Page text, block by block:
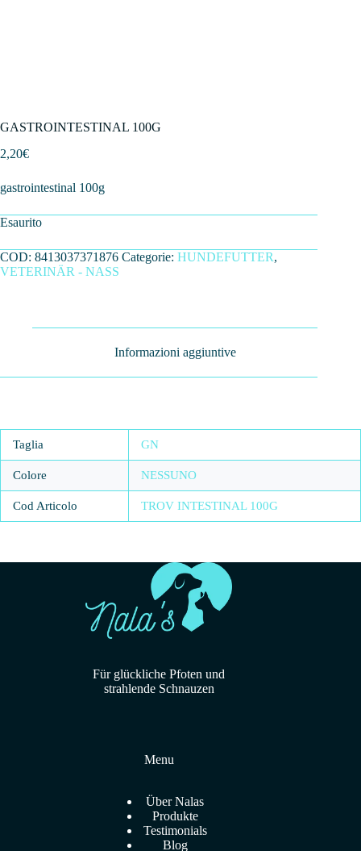
GASTROINTESTINAL 100G
2,20€
gastrointestinal 100g
Esaurito
COD: 8413037371876 Categorie: HUNDEFUTTER,
VETERINÄR - NASS
Informazioni aggiuntive
Taglia GN
Colore NESSUNO
Cod Articolo TROV INTESTINAL 100G
Für glückliche Pfoten und
strahlende Schnauzen
Menu
Über Nalas
Produkte
Testimonials
Blog